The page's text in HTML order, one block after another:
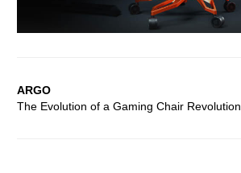
ARGO
The Evolution of a Gaming Chair Revolution